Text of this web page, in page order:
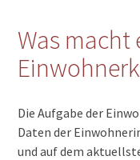
Was macht
Die Aufgabe der
Daten der
und auf dem